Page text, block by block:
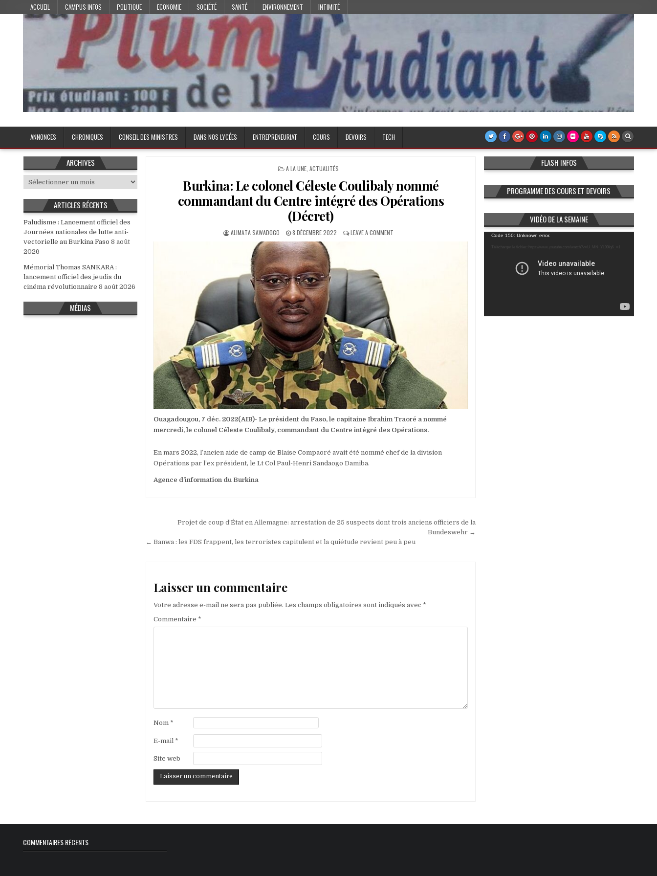
to
ACCUEIL CAMPUS INFOS POLITIQUE ECONOMIE SOCIÉTÉ SANTÉ ENVIRONNEMENT INTIMITÉ
Plume de l'Etudiant
ANNONCES CHRONIQUES CONSEIL DES MINISTRES DANS NOS LYCÉES ENTREPRENEURIAT COURS DEVOIRS TECH
POSTED
A LA UNE, ACTUALITÉS
Burkina: Le colonel Céleste Coulibaly nommé
commandant du Centre intégré des Opérations
(Décret)
AUTHOR:
ALIMATA SAWADOGO
PUBLISHED
DATE:
8 DÉCEMBRE 2022 LEAVE A COMMENTON
DES
OPÉRATIONS
(DÉCRET)
Ouagadougou, 7 déc. 2022(AIB)- Le président du Faso, le capitaine Ibrahim Traoré a nommé
mercredi, le colonel Céleste Coulibaly, commandant du Centre intégré des Opérations.
En mars 2022, l’ancien aide de camp de Blaise Compaoré avait été nommé chef de la division
Opérations par l’ex président, le Lt Col Paul-Henri Sandaogo Damiba.
Agence d’information du Burkina
Navigation
de
Projet de coup d’État en Allemagne: arrestation de 25 suspects dont trois anciens officiers de la
Bundeswehr →
← Banwa : les FDS frappent, les terroristes capitulent et la quiétude revient peu à peu
Laisser un commentaire
Votre adresse e-mail ne sera pas publiée. Les champs obligatoires sont indiqués avec *
Commentaire *
Nom *
E-mail *
Site web
ARCHIVES
Archives
ARTICLES RÉCENTS
Paludisme : Lancement officiel des
Journées nationales de lutte anti-
vectorielle au Burkina Faso 8 août
2026
Mémorial Thomas SANKARA :
lancement officiel des jeudis du
cinéma révolutionnaire 8 août 2026
MÉDIAS
FLASH INFOS
PROGRAMME DES COURS ET DEVOIRS
VIDÉO DE LA SEMAINE
Lecteur
vidéo
Code 150: Unknown error.
Télécharger le fichier: https://www.youtube.com/watch?v=U_MN_YL99Ig&_=1
COMMENTAIRES RÉCENTS